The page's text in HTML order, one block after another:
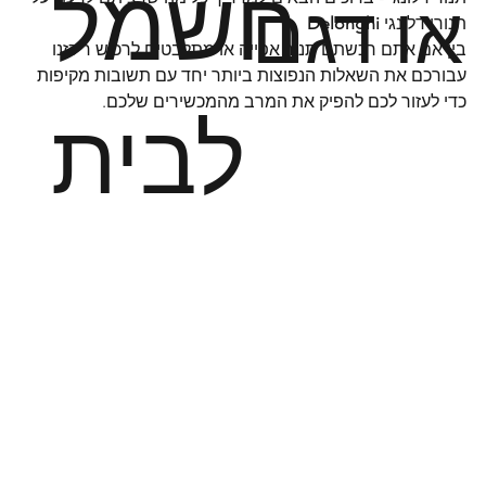
או דגם
לבית
תנורי דלונגי Delonghi
בין אם אתם רכשתם תנור אפייה או מתלבטים לרכוש ריכזנו
עבורכם את השאלות הנפוצות ביותר יחד עם תשובות מקיפות
כדי לעזור לכם להפיק את המרב מהמכשירים שלכם.